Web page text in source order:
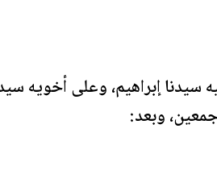
سيدنا إبراهيم، وعلى أخويه
وبعد: